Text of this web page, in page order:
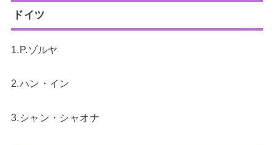
ドイツ
1.P.ゾルヤ
2.ハン・イン
3.シャン・シャオナ